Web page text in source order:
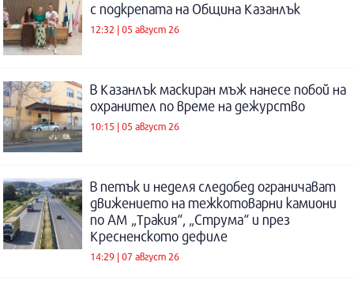
с подкрепата на Община Казанлък
12:32 | 05 август 26
В Казанлък маскиран мъж нанесе побой на
охранител по време на дежурство
10:15 | 05 август 26
В петък и неделя следобед ограничават
движението на тежкотоварни камиони
по АМ „Тракия“, „Струма“ и през
Кресненското дефиле
14:29 | 07 август 26